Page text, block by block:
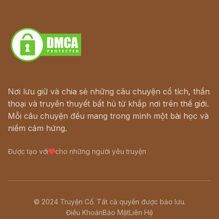
Nơi lưu giữ và chia sẻ những câu chuyện cổ tích, thần
thoại và truyền thuyết bất hủ từ khắp nơi trên thế giới.
Mỗi câu chuyện đều mang trong mình một bài học và
niềm cảm hứng.
Được tạo với cho những người yêu truyện
© 2024 Truyện Cổ. Tất cả quyền được bảo lưu.
Điều KhoảnBảo MậtLiên Hệ